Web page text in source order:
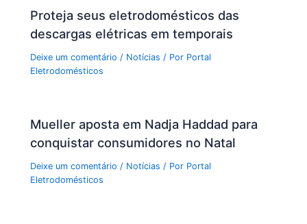
Proteja seus eletrodomésticos das
descargas elétricas em temporais
Deixe um comentário / Notícias / Por Portal
Eletrodomésticos
Mueller aposta em Nadja Haddad para
conquistar consumidores no Natal
Deixe um comentário / Notícias / Por Portal
Eletrodomésticos